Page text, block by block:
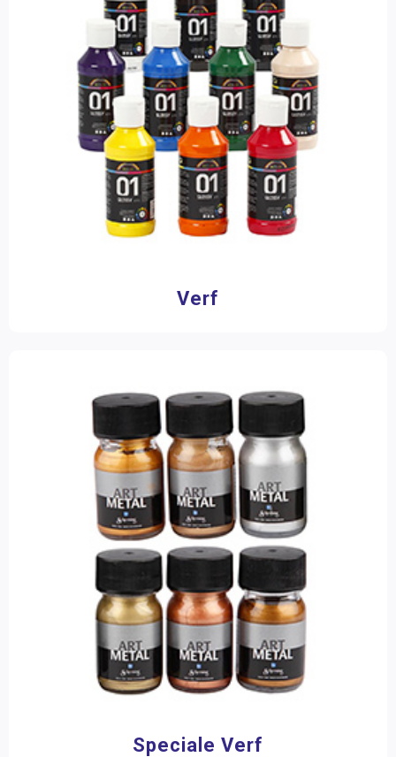
Droogrekken
Schilderdoeken
Accessoires
Knip-, prik- en snijmateriaal
Papier en karton
Gereedschap en ijzerwaren
Hobbymateriaal
Verf
Speciale Verf